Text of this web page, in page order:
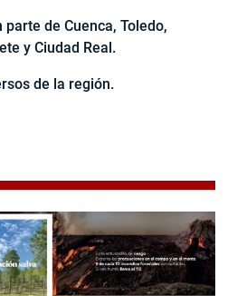
parte de Cuenca, Toledo,
y Ciudad Real.
de la región.